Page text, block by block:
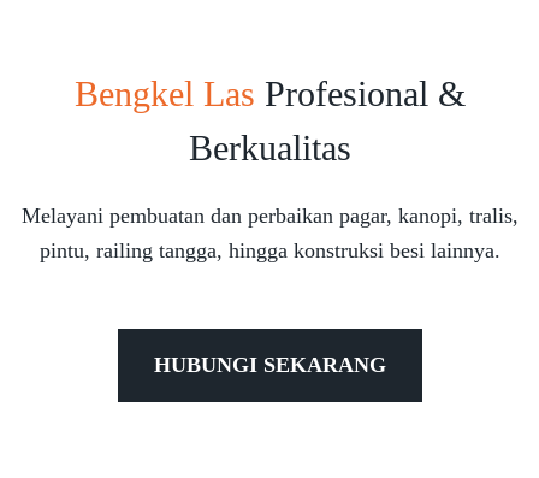
Bengkel Las Profesional &
Berkualitas
Melayani pembuatan dan perbaikan pagar, kanopi, tralis,
pintu, railing tangga, hingga konstruksi besi lainnya.
HUBUNGI SEKARANG